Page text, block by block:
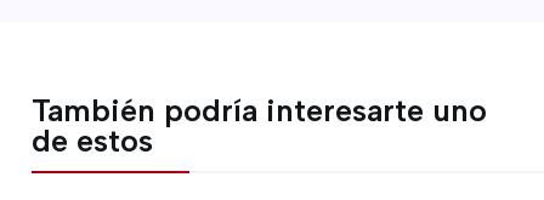
También podría interesarte uno
de estos